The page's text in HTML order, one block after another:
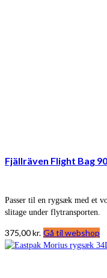
Fjällräven Flight Bag
Passer til en rygsæk med et
slitage under flytransporten.
375,00kr. Gå til webshop